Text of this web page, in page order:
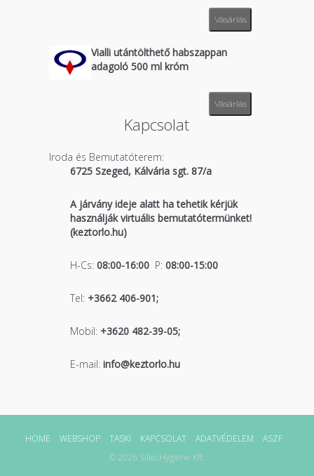
Vásárlás
Vialli utántölthető habszappan
adagoló 500 ml króm
Vásárlás
Kapcsolat
Iroda és Bemutatóterem:
6725 Szeged, Kálvária sgt. 87/a
A járvány ideje alatt ha tehetik kérjük
használják virtuális bemutatótermünket!
(keztorlo.hu)
H-Cs:08:00-16:00 P:08:00-15:00
Tel:+3662 406-901;
Mobil:+3620 482-39-05;
E-mail:info@keztorlo.hu
HOME WEBSHOP TASKI KAPCSOLAT ADATVÉDELEM
ASZF
© 2026 Silko Hygiene Kft.